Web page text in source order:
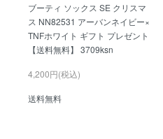
ブーティ ソックス SE クリスマ
ス NN82531 アーバンネイビー×
TNFホワイト ギフト プレゼント
【送料無料】 3709ksn
4,200円(税込)
送料無料